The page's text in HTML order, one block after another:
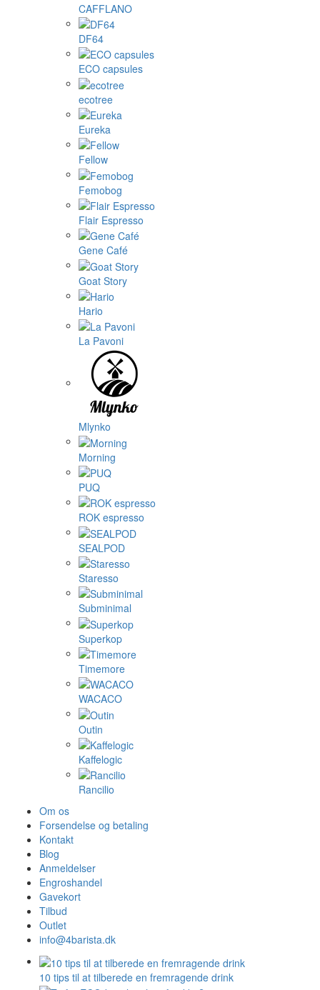
CAFFLANO
DF64
ECO capsules
ecotree
Eureka
Fellow
Femobog
Flair Espresso
Gene Café
Goat Story
Hario
La Pavoni
Mlynko
Morning
PUQ
ROK espresso
SEALPOD
Staresso
Subminimal
Superkop
Timemore
WACACO
Outin
Kaffelogic
Rancilio
Om os
Forsendelse og betaling
Kontakt
Blog
Anmeldelser
Engroshandel
Gavekort
Tilbud
Outlet
info@4barista.dk
10 tips til at tilberede en fremragende drink